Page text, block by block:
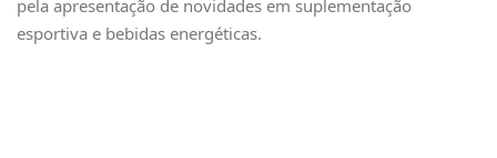
pela apresentação de novidades em suplementação
esportiva e bebidas energéticas.